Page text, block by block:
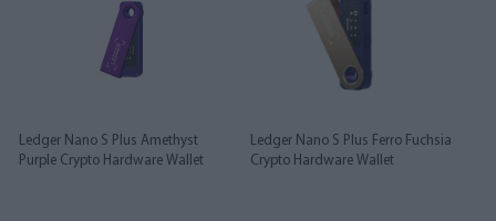
Ledger Nano S Plus Amethyst
Purple Crypto Hardware Wallet
Ledger Nano S Plus Ferro Fuchsia
Crypto Hardware Wallet